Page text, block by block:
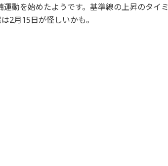
動を始めたようです。基準線の上昇のタイミ
2月15日が怪しいかも。